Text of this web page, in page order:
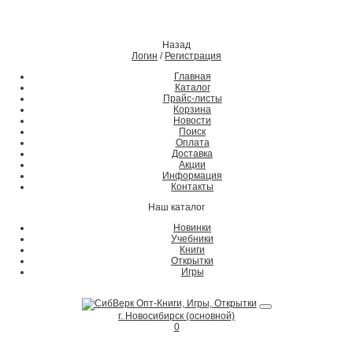
Назад
Логин / Регистрация
Главная
Каталог
Прайс-листы
Корзина
Новости
Поиск
Оплата
Доставка
Акции
Информация
Контакты
Наш каталог
Новинки
Учебники
Книги
Открытки
Игры
г. Новосибирск (основной)
0